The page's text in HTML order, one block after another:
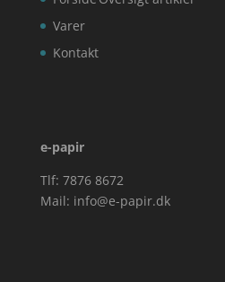
Varer
Kontakt
e-papir
Tlf: 7876 8672
Mail: info@e-papir.dk